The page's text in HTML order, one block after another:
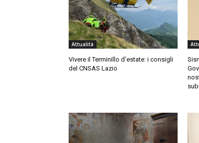
Attualità
Vivere il Terminillo d’estate: i consigli
del CNSAS Lazio